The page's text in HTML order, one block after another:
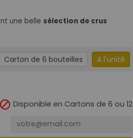
une belle sélection de crus
Carton de 6 bouteilles A l'unité
 Disponible en Cartons de 6 ou 12